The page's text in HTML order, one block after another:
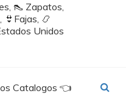
👠 Zapatos,
👙Fajas, 📿
Unidos
Catalogos 👈